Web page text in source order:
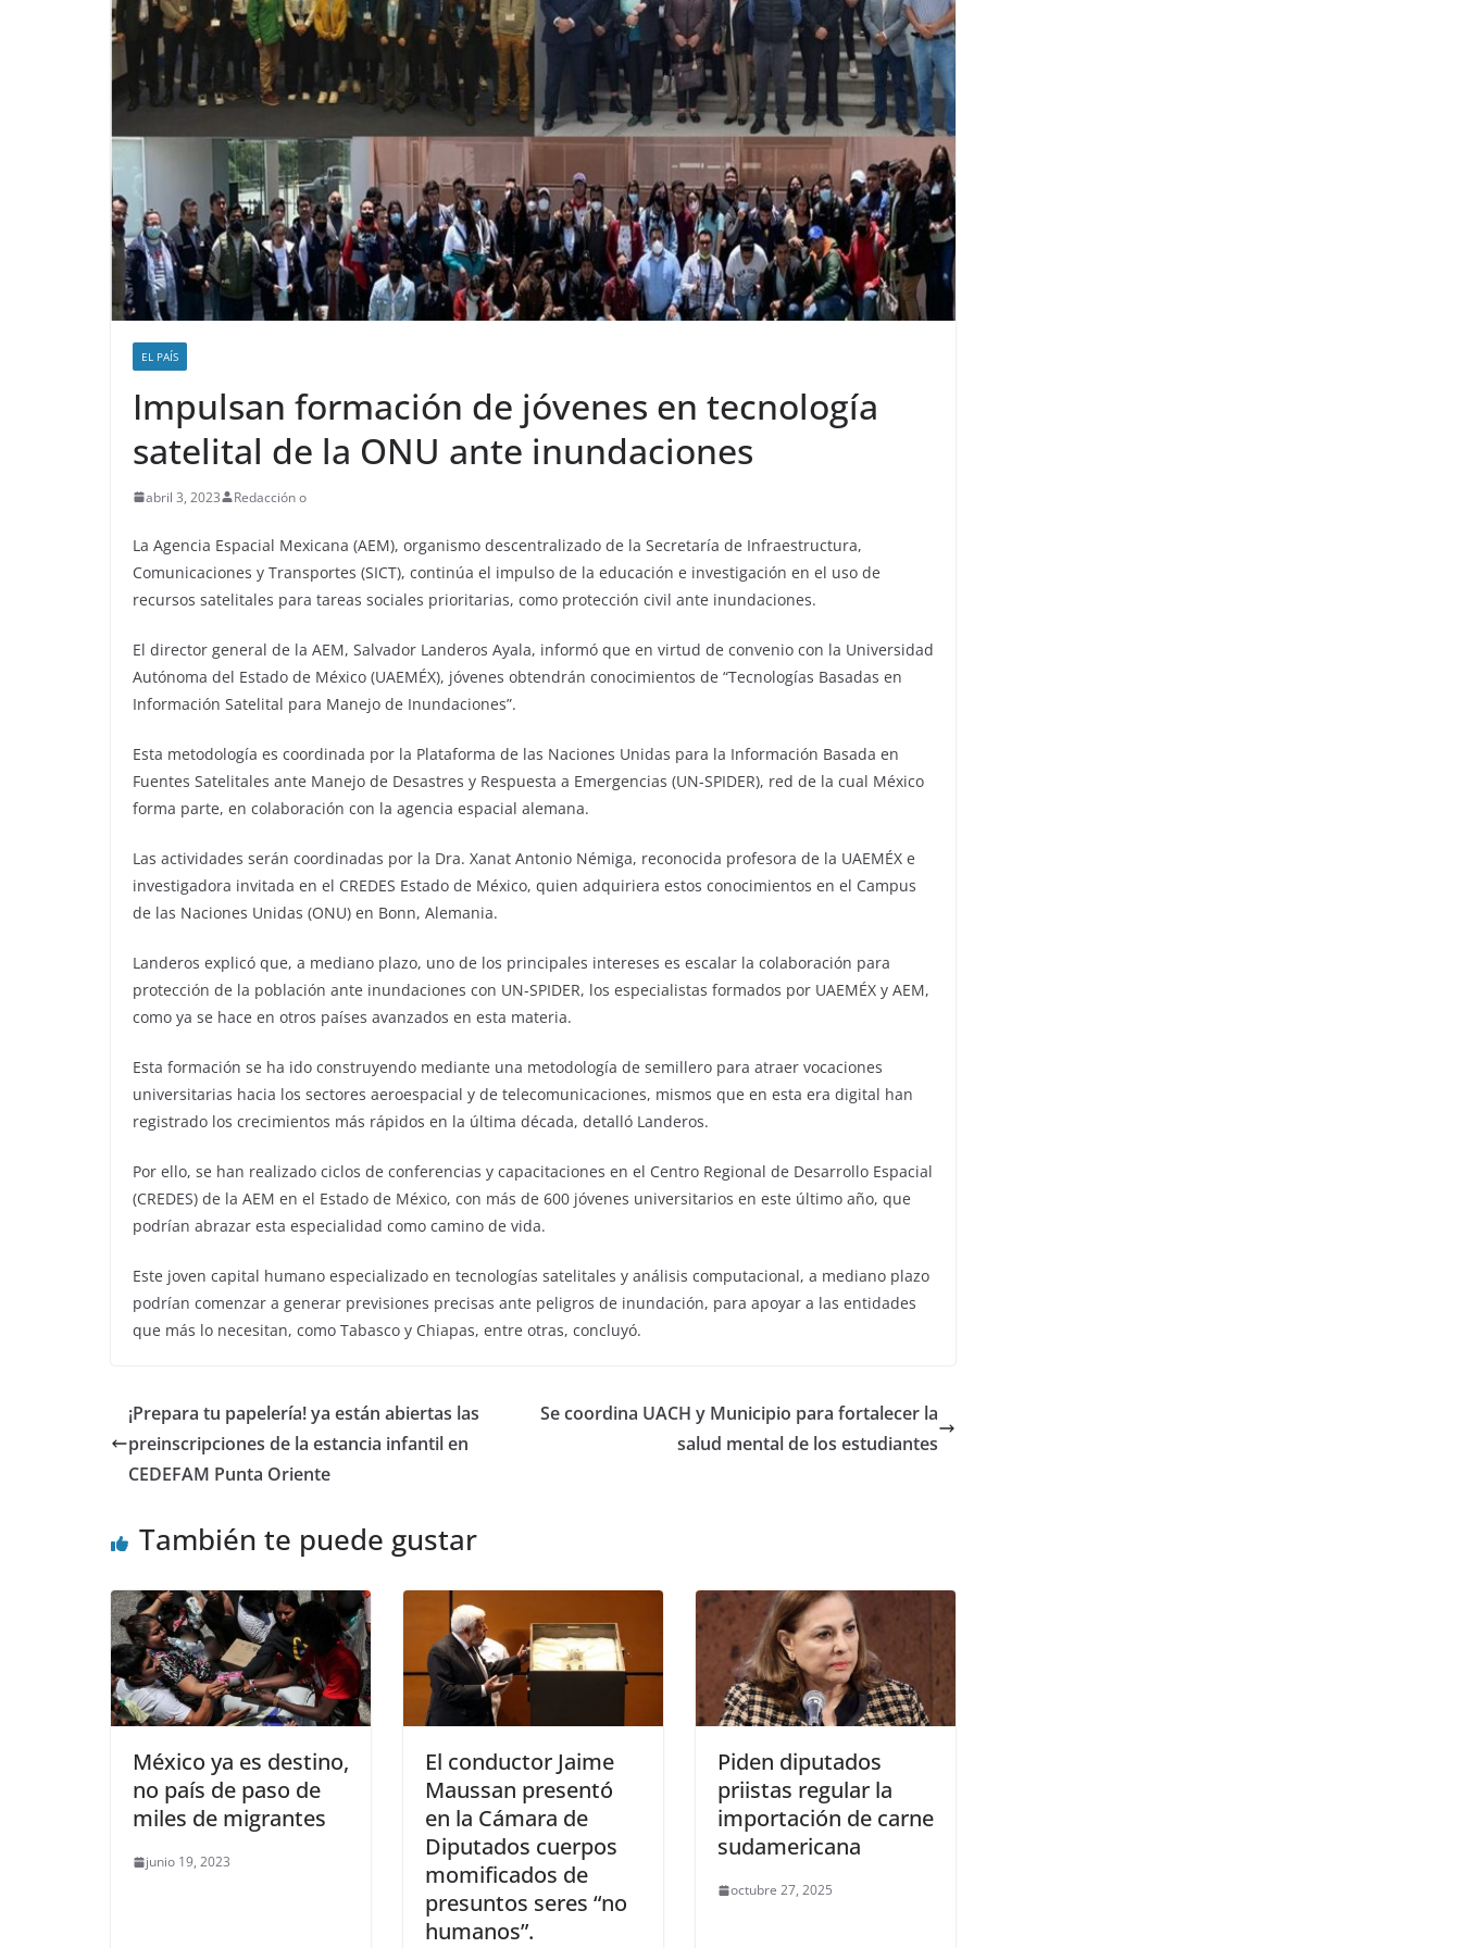
EL PAÍS
Impulsan formación de jóvenes en tecnología
satelital de la ONU ante inundaciones
abril 3, 2023 Redacción o
La Agencia Espacial Mexicana (AEM), organismo descentralizado de la Secretaría de Infraestructura,
Comunicaciones y Transportes (SICT), continúa el impulso de la educación e investigación en el uso de
recursos satelitales para tareas sociales prioritarias, como protección civil ante inundaciones.
El director general de la AEM, Salvador Landeros Ayala, informó que en virtud de convenio con la Universidad
Autónoma del Estado de México (UAEMÉX), jóvenes obtendrán conocimientos de “Tecnologías Basadas en
Información Satelital para Manejo de Inundaciones”.
Esta metodología es coordinada por la Plataforma de las Naciones Unidas para la Información Basada en
Fuentes Satelitales ante Manejo de Desastres y Respuesta a Emergencias (UN-SPIDER), red de la cual México
forma parte, en colaboración con la agencia espacial alemana.
Las actividades serán coordinadas por la Dra. Xanat Antonio Némiga, reconocida profesora de la UAEMÉX e
investigadora invitada en el CREDES Estado de México, quien adquiriera estos conocimientos en el Campus
de las Naciones Unidas (ONU) en Bonn, Alemania.
Landeros explicó que, a mediano plazo, uno de los principales intereses es escalar la colaboración para
protección de la población ante inundaciones con UN-SPIDER, los especialistas formados por UAEMÉX y AEM,
como ya se hace en otros países avanzados en esta materia.
Esta formación se ha ido construyendo mediante una metodología de semillero para atraer vocaciones
universitarias hacia los sectores aeroespacial y de telecomunicaciones, mismos que en esta era digital han
registrado los crecimientos más rápidos en la última década, detalló Landeros.
Por ello, se han realizado ciclos de conferencias y capacitaciones en el Centro Regional de Desarrollo Espacial
(CREDES) de la AEM en el Estado de México, con más de 600 jóvenes universitarios en este último año, que
podrían abrazar esta especialidad como camino de vida.
Este joven capital humano especializado en tecnologías satelitales y análisis computacional, a mediano plazo
podrían comenzar a generar previsiones precisas ante peligros de inundación, para apoyar a las entidades
que más lo necesitan, como Tabasco y Chiapas, entre otras, concluyó.
¡Prepara tu papelería! ya están abiertas las
preinscripciones de la estancia infantil en
CEDEFAM Punta Oriente
Se coordina UACH y Municipio para fortalecer la
salud mental de los estudiantes
También te puede gustar
México ya es destino,
no país de paso de
miles de migrantes
junio 19, 2023
El conductor Jaime
Maussan presentó
en la Cámara de
Diputados cuerpos
momificados de
presuntos seres “no
humanos”.
Piden diputados
priistas regular la
importación de carne
sudamericana
octubre 27, 2025